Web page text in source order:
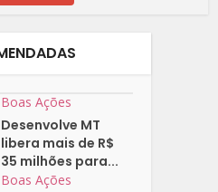
Boas Ações
Desenvolve MT
libera mais de R$
35 milhões para...
Boas Ações